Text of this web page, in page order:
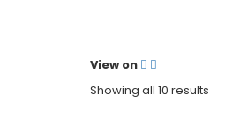
View on
Showing all 10 results